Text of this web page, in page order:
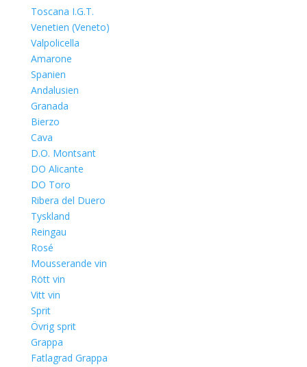
Toscana I.G.T.
Venetien (Veneto)
Valpolicella
Amarone
Spanien
Andalusien
Granada
Bierzo
Cava
D.O. Montsant
DO Alicante
DO Toro
Ribera del Duero
Tyskland
Reingau
Rosé
Mousserande vin
Rött vin
Vitt vin
Sprit
Övrig sprit
Grappa
Fatlagrad Grappa